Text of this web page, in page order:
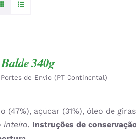
340g
de Envio (PT Continental)
(47%), açúcar (31%), óleo de
inteiro. Instruções de